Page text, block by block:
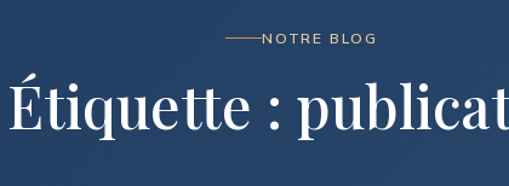
NOTRE BLOG
Étiquette :